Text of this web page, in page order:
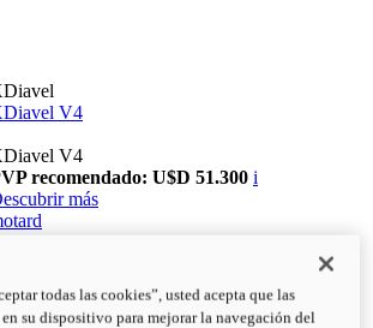
V4
V4
recomendado: U$D 51.300 i
más
todas las cookies”, usted acepta que las
su dispositivo para mejorar la navegación del